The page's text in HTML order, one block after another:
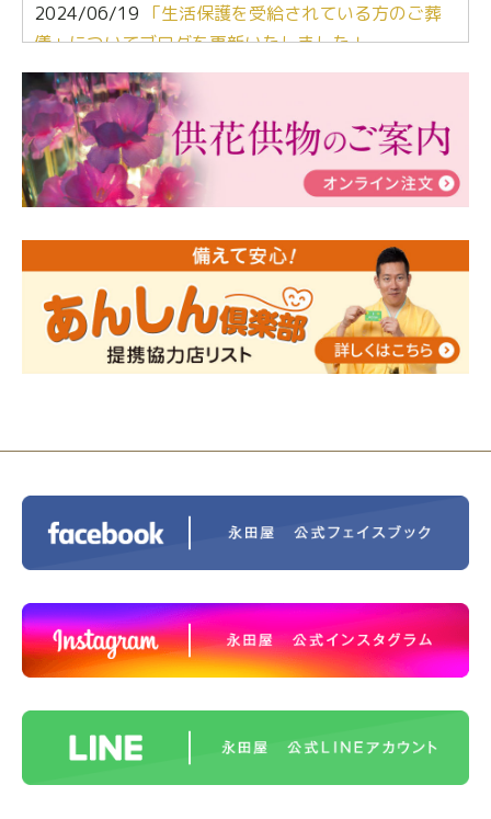
2024/06/19 「生活保護を受給されている方のご葬
儀」についてブログを更新いたしました！
2024/03/06【終活なるほど教室】「マンガで学
ぶ！はじめてのお葬式」小さな家族葬ハウス®町田成
瀬 ご参加ありがとうございました！
2024/01/19令和6年能登半島地震災害の寄付のご報
告
人形供養 寄付のご報告
2023/12/16終活なるほど教室＠小さな家族葬ハウ
ス®上鶴間 エンディングノートを書いてみよう！
2023/11/29 永田屋創業110周年記念式典 レンブラ
ントホテル東京町田